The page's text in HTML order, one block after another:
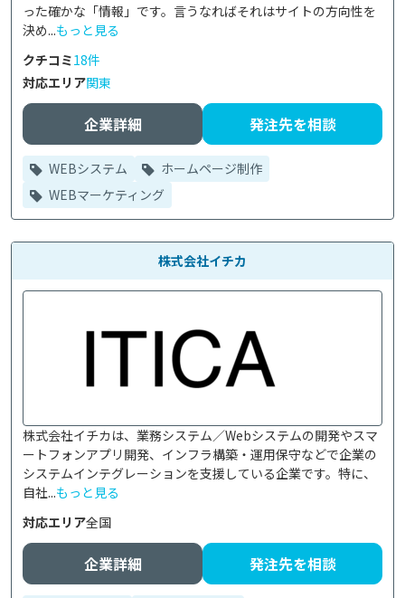
った確かな「情報」です。言うなればそれはサイトの方向性を
決め...もっと見る
クチコミ18件
対応エリア関東
企業詳細 発注先を相談
WEBシステム
ホームページ制作
WEBマーケティング
株式会社イチカ
株式会社イチカは、業務システム／Webシステムの開発やスマ
ートフォンアプリ開発、インフラ構築・運用保守などで企業の
システムインテグレーションを支援している企業です。特に、
自社...もっと見る
対応エリア全国
企業詳細 発注先を相談